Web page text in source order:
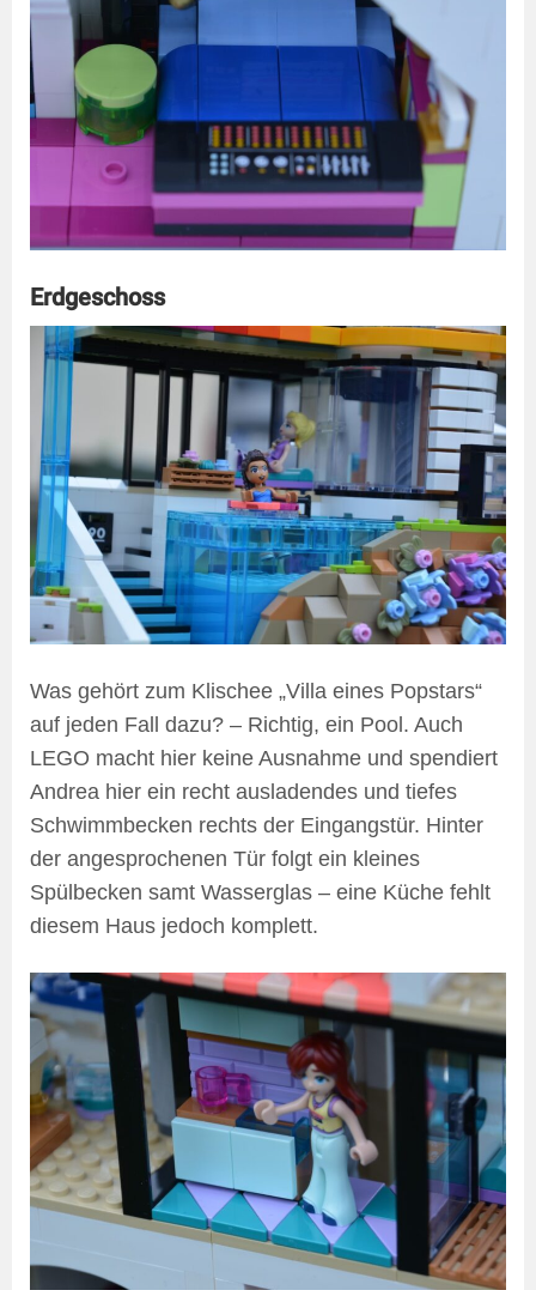
Erdgeschoss
Was gehört zum Klischee „Villa eines Popstars“
auf jeden Fall dazu? – Richtig, ein Pool. Auch
LEGO macht hier keine Ausnahme und spendiert
Andrea hier ein recht ausladendes und tiefes
Schwimmbecken rechts der Eingangstür. Hinter
der angesprochenen Tür folgt ein kleines
Spülbecken samt Wasserglas – eine Küche fehlt
diesem Haus jedoch komplett.